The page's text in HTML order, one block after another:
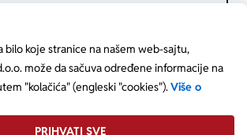
bilo koje stranice na našem web-sajtu,
može da sačuva određene informacije na
"kolačića" (engleski "cookies").Više o
PRIHVATI SVE